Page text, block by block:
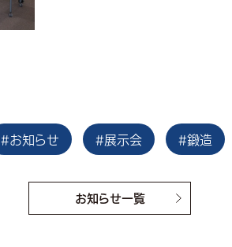
#お知らせ #展示会 #鍛造
お知らせ一覧